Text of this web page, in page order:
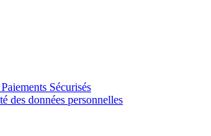
Sécurisés
des données personnelles